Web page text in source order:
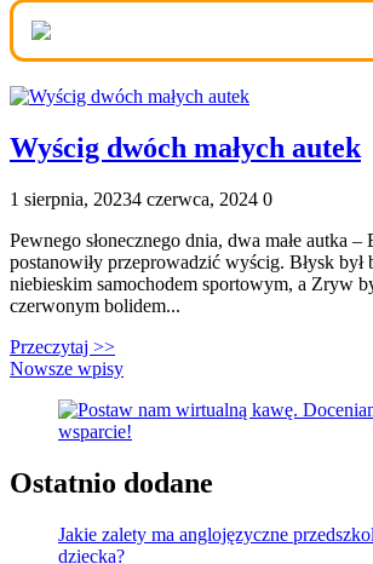
Wyścig dwóch małych autek
Posted
1 sierpnia, 20234 czerwca, 2024Komentarze
0
Pewnego słonecznego dnia, dwa małe autka –
postanowiły przeprowadzić wyścig. Błysk był
niebieskim samochodem sportowym, a Zryw
czerwonym bolidem...
Przeczytaj >>
Nawigacja
wpisach
Nowsze wpisy
Ostatnio dodane
Jakie zalety ma anglojęzyczne
dziecka?